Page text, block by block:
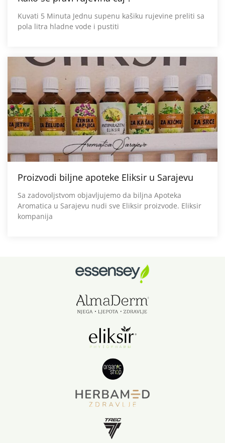
Kuvati 5 Minuta Jednu supenu kašiku rujevine preliti sa
pola litra hladne vode i pustiti
Proizvodi biljne apoteke Eliksir u Sarajevu
Sa zadovoljstvom objavljujemo da biljna Apoteka
Aromatica u Sarajevu nudi sve Eliksir proizvode. Eliksir
kompanija